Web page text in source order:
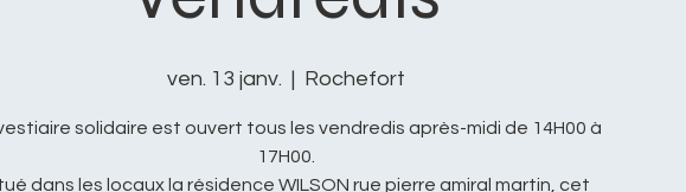
ven. 13 janv.
  |
Rochefort
solidaire est ouvert tous les vendredis après-midi de 14H00 à
17H00.
dans les locaux la résidence WILSON rue pierre amiral martin, cet